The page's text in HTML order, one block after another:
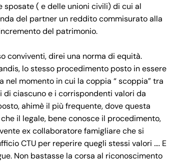
( e delle unioni civili) di cui al
del partner un reddito commisurato alla
del patrimonio.
conviventi, direi una norma di equità.
lo stesso procedimento posto in essere
momento in cui la coppia “ scoppia” tra
ciascuno e i corrispondenti valori da
ahimè il più frequente, dove questa
il legale, bene conosce il procedimento,
ex collaboratore famigliare che si
CTU per reperire quegli stessi valori …. E
Non bastasse la corsa al riconoscimento